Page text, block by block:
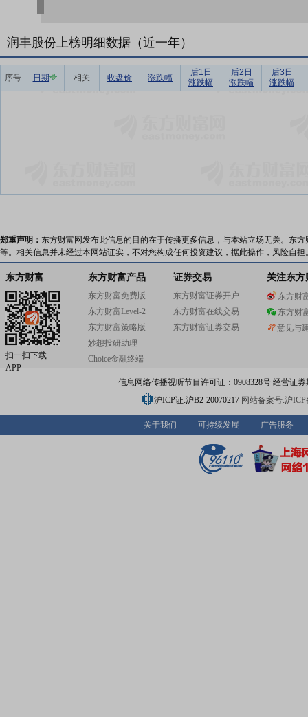
润丰股份上榜明细数据（近一年）
序号 日期 相关 收盘价 涨跌幅
后1日
涨跌幅
后2日
涨跌幅
后3日
涨跌幅
郑重声明： 东方财富网发布此信息的目的在于传播更多信息，与本站立场无关。东
等。相关信息并未经过本网站证实，不对您构成任何投资建议，据此操作，风险自担